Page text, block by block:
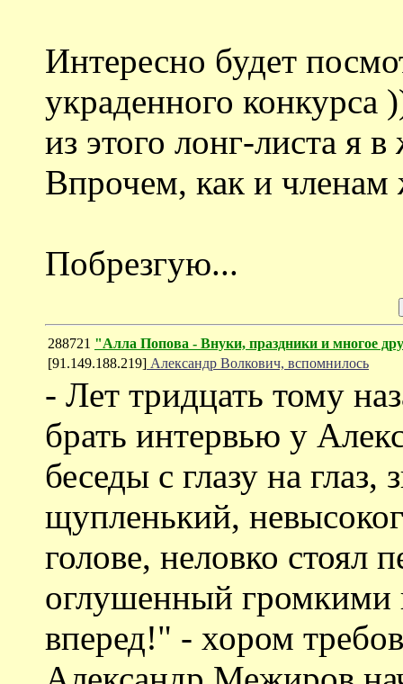
Интересно будет
украденного
из этого лонг-листа я
Впрочем, как и
Побрезгую...
288721 "Алла Попова - Внуки, праздники и многое
[91.149.188.219] Александр Волкович, вспомнилось
- Лет тридцать тому
брать интервью у
беседы с глазу на
щупленький,
голове, неловко стоял
оглушенный
вперед!" - хором